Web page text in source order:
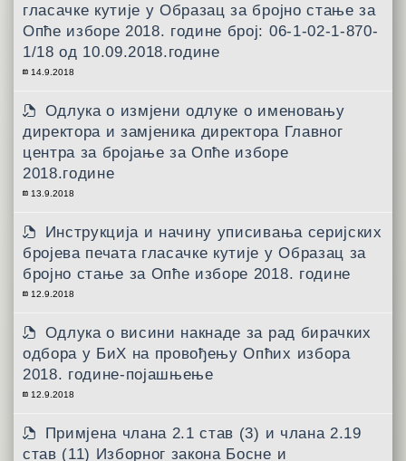
гласачке кутије у Образац за бројно стање за
Опће изборе 2018. године број: 06-1-02-1-870-
1/18 од 10.09.2018.године
14.9.2018
Одлука о измјени одлуке о именовању
директора и замјеника директора Главног
центра за бројање за Опће изборе
2018.године
13.9.2018
Инструкција и начину уписивања серијских
бројева печата гласачке кутије у Образац за
бројно стање за Опће изборе 2018. године
12.9.2018
Одлука о висини накнаде за рад бирачких
одбора у БиХ на провођењу Опћих избора
2018. године-појашњење
12.9.2018
Примјена члана 2.1 став (3) и члана 2.19
став (11) Изборног закона Босне и